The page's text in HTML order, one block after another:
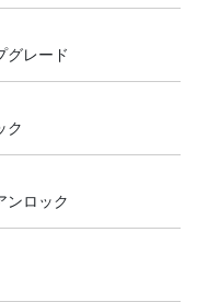
グレード
ク
ンロック